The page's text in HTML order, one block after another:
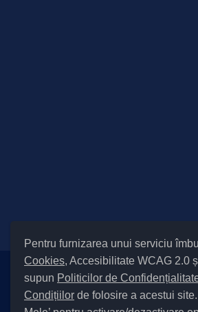
Pentru furnizarea unui serviciu
Cookies, Accesibilitate WCAG 2.0
supun Politicilor de
Condițiilor de folosire a acestui
Setări Cookies și
Informare cu privire la prelucrarea